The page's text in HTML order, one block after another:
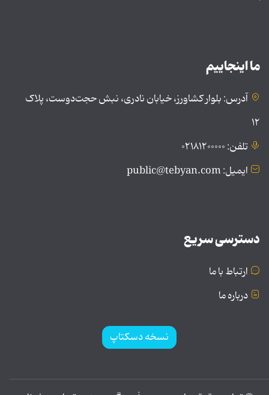
ما اینجاییم
آدرس: بلوار کشاورز، خیابان نادری، نبش حجت‌دوست، پلاک
۱۲
تلفن: ۰۲۱۸۱۲۰۰۰۰۰
ایمیل: public@tebyan.com
دسترسی سریع
ارتباط با ما
درباره ما
نسخه دسکتاپ